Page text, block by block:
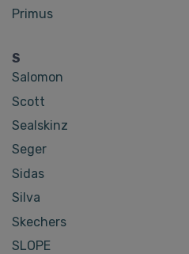
Primus
S
Salomon
Scott
Sealskinz
Seger
Sidas
Silva
Skechers
SLOPE